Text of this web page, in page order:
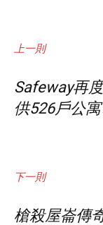
上一則
Safeway再
供526戶公
下一則
槍殺屋崙傳